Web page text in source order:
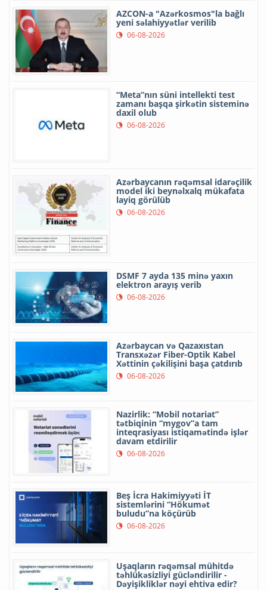
AZCON-a "Azərkosmos"la bağlı
yeni səlahiyyətlər verilib
06-08-2026
“Meta”nın süni intellekti test
zamanı başqa şirkətin sisteminə
daxil olub
06-08-2026
Azərbaycanın rəqəmsal idarəçilik
model iki beynəlxalq mükafata
layiq görülüb
06-08-2026
DSMF 7 ayda 135 minə yaxın
elektron arayış verib
06-08-2026
Azərbaycan və Qazaxıstan
Transxəzər Fiber-Optik Kabel
Xəttinin çəkilişini başa çatdırıb
06-08-2026
Nazirlik: “Mobil notariat”
tətbiqinin “mygov”a tam
inteqrasiyası istiqamətində işlər
davam etdirilir
06-08-2026
Beş İcra Hakimiyyəti İT
sistemlərini “Hökumət
buludu”na köçürüb
06-08-2026
Uşaqların rəqəmsal mühitdə
təhlükəsizliyi gücləndirilir -
Dəyişikliklər nəyi ehtiva edir?